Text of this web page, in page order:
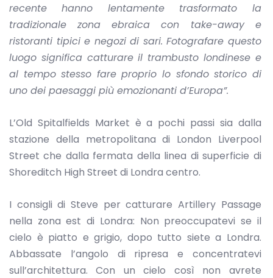
recente hanno lentamente trasformato la
tradizionale zona ebraica con take-away e
ristoranti tipici e negozi di sari. Fotografare questo
luogo significa catturare il trambusto londinese e
al tempo stesso fare proprio lo sfondo storico di
uno dei paesaggi più emozionanti d’Europa”.
L’Old Spitalfields Market è a pochi passi sia dalla
stazione della metropolitana di London Liverpool
Street che dalla fermata della linea di superficie di
Shoreditch High Street di Londra centro.
I consigli di Steve per catturare Artillery Passage
nella zona est di Londra: Non preoccupatevi se il
cielo è piatto e grigio, dopo tutto siete a Londra.
Abbassate l’angolo di ripresa e concentratevi
sull’architettura. Con un cielo così non avrete